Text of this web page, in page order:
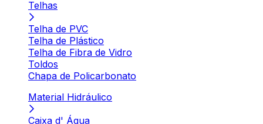
Telhas
Telha de PVC
Telha de Plástico
Telha de Fibra de Vidro
Toldos
Chapa de Policarbonato
Material Hidráulico
Caixa d' Água